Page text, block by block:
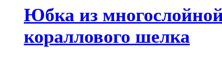
Юбка из
кораллового шелка